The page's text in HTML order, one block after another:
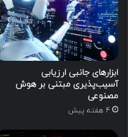
ابزارهای جانبی ارزیابی
آسیب‌پذیری مبتنی بر هوش
مصنوعی
4 هفته پیش